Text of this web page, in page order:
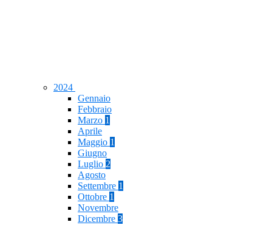
2024
Gennaio
Febbraio
Marzo 1
Aprile
Maggio 1
Giugno
Luglio 2
Agosto
Settembre 1
Ottobre 1
Novembre
Dicembre 3